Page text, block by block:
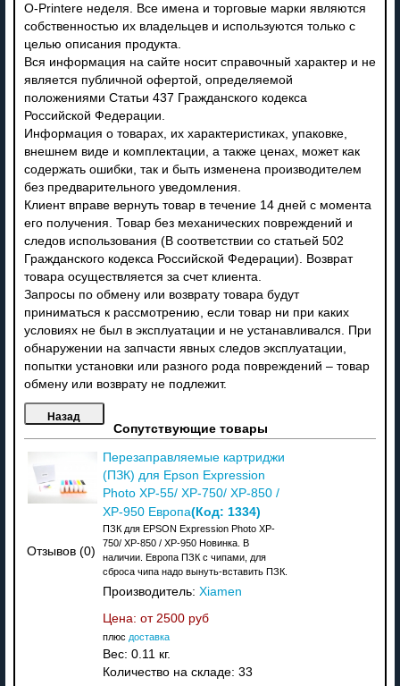
O-Printere неделя. Все имена и торговые марки являются
собственностью их владельцев и используются только с
целью описания продукта.
Вся информация на сайте носит справочный характер и не
является публичной офертой, определяемой
положениями Статьи 437 Гражданского кодекса
Российской Федерации.
Информация о товарах, их характеристиках, упаковке,
внешнем виде и комплектации, а также ценах, может как
содержать ошибки, так и быть изменена производителем
без предварительного уведомления.
Клиент вправе вернуть товар в течение 14 дней с момента
его получения. Товар без механических повреждений и
следов использования (В соответствии со статьей 502
Гражданского кодекса Российской Федерации). Возврат
товара осуществляется за счет клиента.
Запросы по обмену или возврату товара будут
приниматься к рассмотрению, если товар ни при каких
условиях не был в эксплуатации и не устанавливался. При
обнаружении на запчасти явных следов эксплуатации,
попытки установки или разного рода повреждений – товар
обмену или возврату не подлежит.
Сопутствующие товары
Отзывов (0)
Перезаправляемые картриджи
(ПЗК) для Epson Expression
Photo XP-55/ XP-750/ XP-850 /
XP-950 Европа(Код: 1334)
ПЗК для EPSON Expression Photo XP-
750/ XP-850 / XP-950 Новинка. В
наличии. Европа ПЗК с чипами, для
сброса чипа надо вынуть-вставить ПЗК.
Производитель: Xiamen
Цена: от 2500 руб
плюс доставка
Вес: 0.11 кг.
Количество на складе: 33